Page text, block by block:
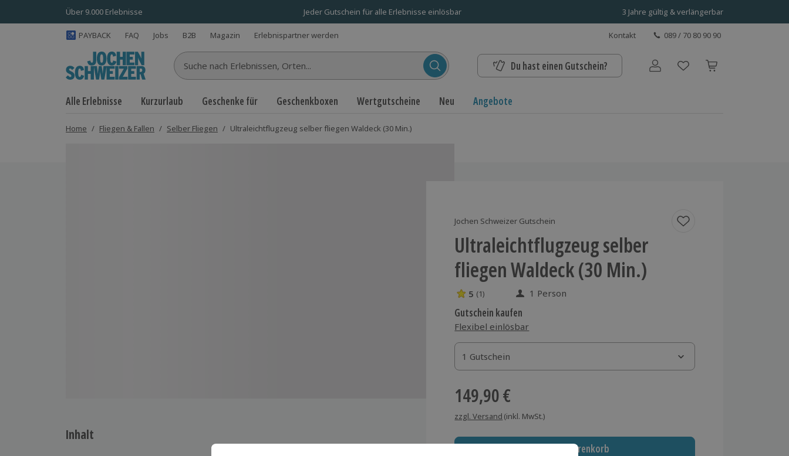
Über 9.000 Erlebnisse Jeder Gutschein für alle Erlebnisse einlösbar 3 Jahre gültig & verlängerbar
PAYBACK FAQ Jobs B2B Magazin Erlebnispartner werden Kontakt 089 / 70 80 90 90
Suche nach Erlebnissen... Du hast einen Gutschein? Benutzerkonto
Alle Erlebnisse Kurzurlaub Geschenke für Geschenkboxen Wertgutscheine Neu Angebote
Home / Fliegen & Fallen / Selber Fliegen / Ultraleichtflugzeug selber fliegen Waldeck (30 Min.)
Jochen Schweizer Gutschein
Ultraleichtflugzeug selber
fliegen Waldeck (30 Min.)
5 Sterne von 5 aus 1 Bewertungen
5 (1) 1 Person
Gutschein kaufen
Flexibel einlösbar
1 Gutschein
1 Gutschein
1 Gutschein
149,90 €
zzgl. Versand (inkl. MwSt.)
In den Warenkorb
Inhalt